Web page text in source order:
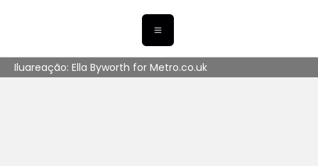
Iluareação: Ella Byworth for Metro.co.uk